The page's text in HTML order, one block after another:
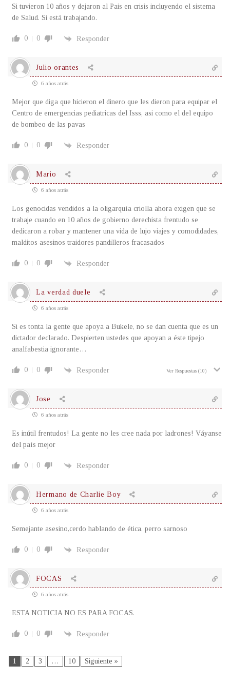
Si tuvieron 10 años y dejaron al Pais en crisis incluyendo el sistema
de Salud. Si está trabajando.
0 0 Responder
Julio orantes
6 años atrás
Mejor que diga que hicieron el dinero que les dieron para equipar el
Centro de emergencias pediatricas del Isss, asi como el del equipo
de bombeo de las pavas
0 0 Responder
Mario
6 años atrás
Los genocidas vendidos a la oligarquía criolla ahora exigen que se
trabaje cuando en 10 años de gobierno derechista frentudo se
dedicaron a robar y mantener una vida de lujo viajes y comodidades,
malditos asesinos traidores pandilleros fracasados
0 0 Responder
La verdad duele
6 años atrás
Si es tonta la gente que apoya a Bukele, no se dan cuenta que es un
dictador declarado. Despierten ustedes que apoyan a éste tipejo
analfabestia ignorante…
0 0 Responder Ver Respuestas (10)
Jose
6 años atrás
Es inútil frentudos! La gente no les cree nada por ladrones! Váyanse
del país mejor
0 0 Responder
Hermano de Charlie Boy
6 años atrás
Semejante asesino,cerdo hablando de ética. perro sarnoso
0 0 Responder
FOCAS
6 años atrás
ESTA NOTICIA NO ES PARA FOCAS.
0 0 Responder
1 2 3 … 10 Siguiente »